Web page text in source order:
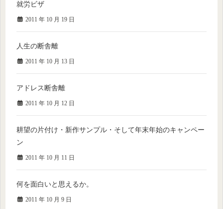
就労ビザ
2011 年 10 月 19 日
人生の断舎離
2011 年 10 月 13 日
アドレス断舎離
2011 年 10 月 12 日
耕望の片付け・新作サンプル・そして年末年始のキャンペー
ン
2011 年 10 月 11 日
何を面白いと思えるか。
2011 年 10 月 9 日